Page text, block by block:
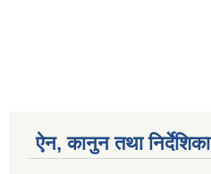
ऐन, कानुन तथा निर्देशिका